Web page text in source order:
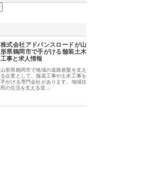
株式会社アドバンスロードが山
形県鶴岡市で手がける舗装土木
工事と求人情報
山形県鶴岡市で地域の道路基盤を支え
る企業として、舗装工事や土木工事を
手がける専門会社があります。地域住
民の生活を支える道…